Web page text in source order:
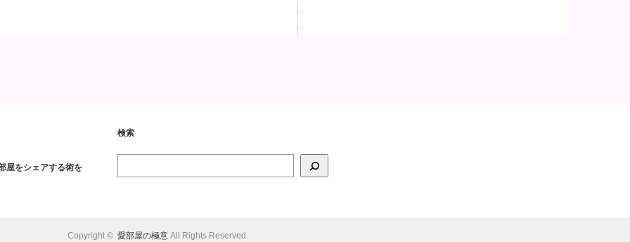
屋をシェアする術を
検索
Copyright © 愛部屋の極意All Rights Reserved.